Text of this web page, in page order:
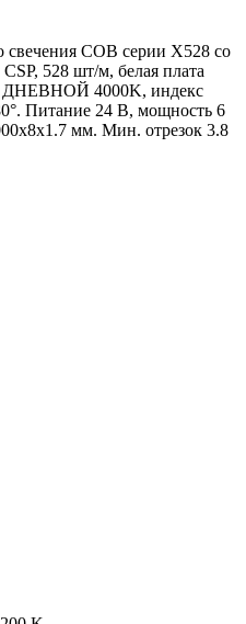
свечения COB серии X528 со
528 шт/м, белая плата
ДНЕВНОЙ 4000K, индекс
Питание 24 В, мощность 6
мм. Мин. отрезок 3.8